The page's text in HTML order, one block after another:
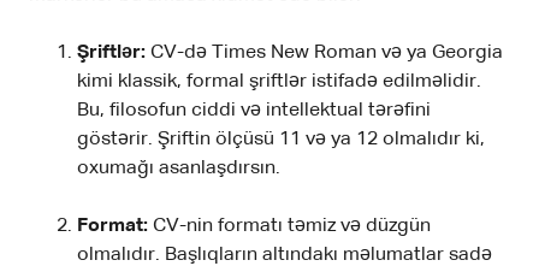
Şriftlər: CV-də Times New Roman və ya Georgia
kimi klassik, formal şriftlər istifadə edilməlidir.
Bu, filosofun ciddi və intellektual tərəfini
göstərir. Şriftin ölçüsü 11 və ya 12 olmalıdır ki,
oxumağı asanlaşdırsın.
Format: CV-nin formatı təmiz və düzgün
olmalıdır. Başlıqların altındakı məlumatlar sadə